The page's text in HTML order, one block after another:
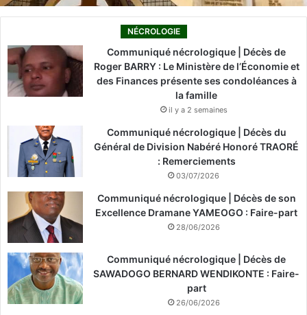
NÉCROLOGIE
Communiqué nécrologique | Décès de
Roger BARRY : Le Ministère de l’Économie et
des Finances présente ses condoléances à
la famille
il y a 2 semaines
Communiqué nécrologique | Décès du
Général de Division Nabéré Honoré TRAORÉ
: Remerciements
03/07/2026
Communiqué nécrologique | Décès de son
Excellence Dramane YAMEOGO : Faire-part
28/06/2026
Communiqué nécrologique | Décès de
SAWADOGO BERNARD WENDIKONTE : Faire-
part
26/06/2026